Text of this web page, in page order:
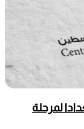
لمرحلة